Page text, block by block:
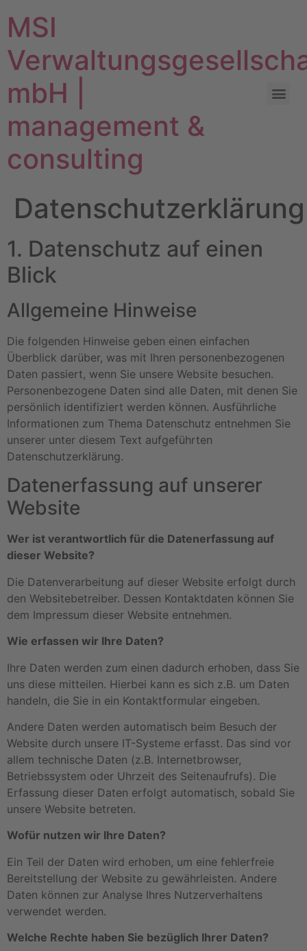
MSI
mbH |
management &
consulting
Datenschutzerklärung
1. Datenschutz auf einen
Blick
Allgemeine Hinweise
Die folgenden Hinweise geben einen einfachen
Überblick darüber, was mit Ihren personenbezogenen
Daten passiert, wenn Sie unsere Website besuchen.
Personenbezogene Daten sind alle Daten, mit denen Sie
persönlich identifiziert werden können. Ausführliche
Informationen zum Thema Datenschutz entnehmen Sie
unserer unter diesem Text aufgeführten
Datenschutzerklärung.
Datenerfassung auf unserer
Website
Wer ist verantwortlich für die Datenerfassung auf
dieser Website?
Die Datenverarbeitung auf dieser Website erfolgt durch
den Websitebetreiber. Dessen Kontaktdaten können Sie
dem Impressum dieser Website entnehmen.
Wie erfassen wir Ihre Daten?
Ihre Daten werden zum einen dadurch erhoben, dass Sie
uns diese mitteilen. Hierbei kann es sich z.B. um Daten
handeln, die Sie in ein Kontaktformular eingeben.
Andere Daten werden automatisch beim Besuch der
Website durch unsere IT-Systeme erfasst. Das sind vor
allem technische Daten (z.B. Internetbrowser,
Betriebssystem oder Uhrzeit des Seitenaufrufs). Die
Erfassung dieser Daten erfolgt automatisch, sobald Sie
unsere Website betreten.
Wofür nutzen wir Ihre Daten?
Ein Teil der Daten wird erhoben, um eine fehlerfreie
Bereitstellung der Website zu gewährleisten. Andere
Daten können zur Analyse Ihres Nutzerverhaltens
verwendet werden.
Welche Rechte haben Sie bezüglich Ihrer Daten?